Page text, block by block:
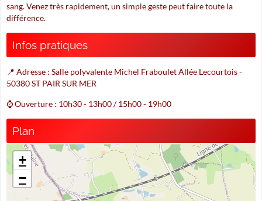
sang. Venez très rapidement, un simple geste peut faire toute la
différence.
Infos pratiques
📍 Adresse : Salle polyvalente Michel Fraboulet Allée Lecourtois -
50380 ST PAIR SUR MER
⌚ Ouverture : 10h30 - 13h00 / 15h00 - 19h00
Plan
+
−